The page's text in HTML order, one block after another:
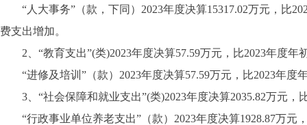
“人大事务”（款，下同）2023年度决算15317.02万元，比
费支出增加。
2、“教育支出”(类)2023年度决算57.59万元，比2023年度年
“进修及培训”（款）2023年度决算57.59万元，比2023年度
3、“社会保障和就业支出”(类)2023年度决算2035.82万元，
“行政事业单位养老支出”（款）2023年度决算1928.87万元